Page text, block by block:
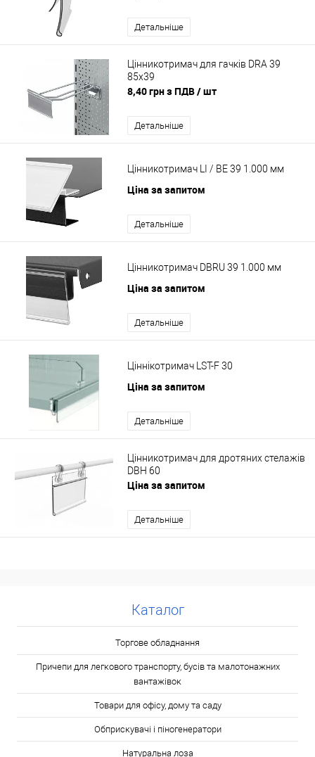
Детальніше
Цінникотримач для гачків DRA 39
85х39
8,40 грн з ПДВ/ шт
Детальніше
Цінникотримач LI / BE 39 1.000 мм
Ціна за запитом
Детальніше
Цінникотримач DBRU 39 1.000 мм
Ціна за запитом
Детальніше
Ціннікотримач LST-F 30
Ціна за запитом
Детальніше
Цінникотримач для дротяних стелажів
DBH 60
Ціна за запитом
Детальніше
Каталог
Торгове обладнання
Причепи для легкового транспорту, бусів та малотонажних
вантажівок
Товари для офісу, дому та саду
Обприскувачі і піногенератори
Натуральна лоза